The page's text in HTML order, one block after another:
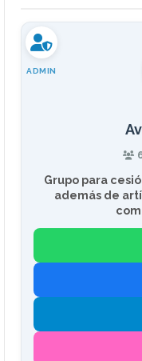
ADMIN
Grupo para
además de